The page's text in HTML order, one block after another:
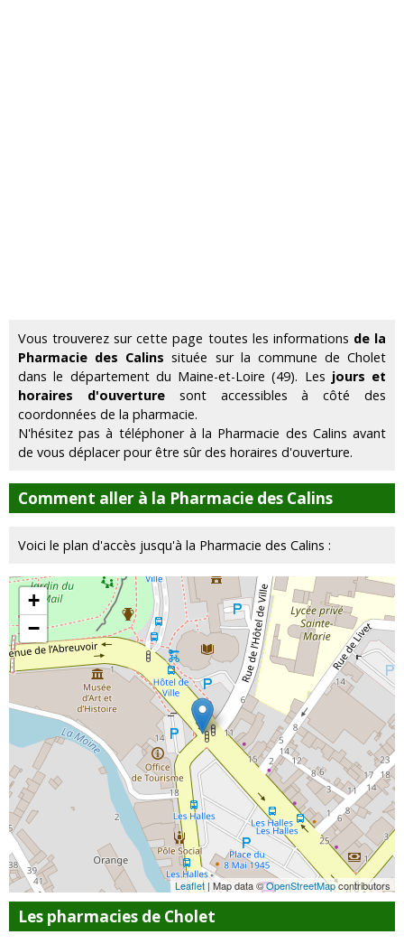
Vous trouverez sur cette page toutes les informations de la
Pharmacie des Calins située sur la commune de Cholet
dans le département du Maine-et-Loire (49). Les jours et
horaires d'ouverturesont accessibles à côté des
coordonnées de la pharmacie.
N'hésitez pas à téléphoner à la Pharmacie des Calins avant
de vous déplacer pour être sûr des horaires d'ouverture.
Comment aller à la Pharmacie des Calins
Voici le plan d'accès jusqu'à la Pharmacie des Calins :
+
−
Leaflet | Map data ©OpenStreetMapcontributors
Les pharmacies de Cholet